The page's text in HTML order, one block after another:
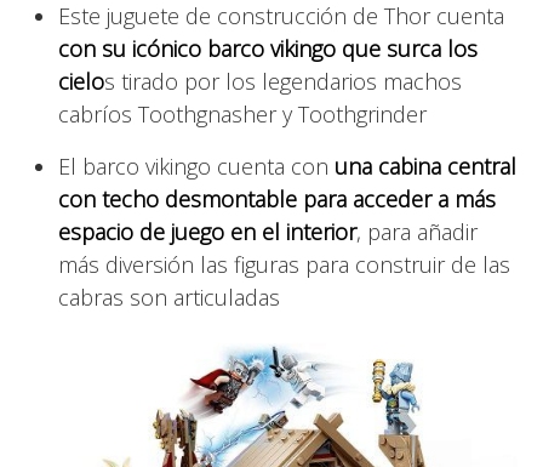
Este juguete de construcción de Thor cuenta
con su icónico barco vikingo que surca los
cielos tirado por los legendarios machos
cabríos Toothgnasher y Toothgrinder
El barco vikingo cuenta con una cabina central
con techo desmontable para acceder a más
espacio de juego en el interior, para añadir
más diversión las figuras para construir de las
cabras son articuladas